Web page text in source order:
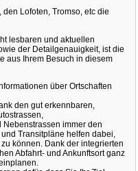
Lofoten, Tromso, etc die
lesbaren und aktuellen
der Detailgenauigkeit, ist die
aus Ihrem Besuch in diesem
über Ortschaften
den gut erkennbaren,
immer den
Transitpläne helfen dabei,
können. Dank der integrierten
Abfahrt- und Ankunftsort ganz